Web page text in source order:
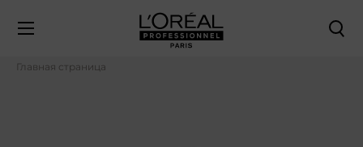
Главная страница